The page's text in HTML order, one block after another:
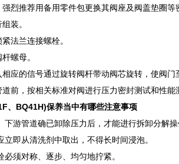
烈推荐用备用零件包更换其阀座及阀盖垫圈等
装。
法兰连接螺栓。
螺母。
应的信号通过旋转阀杆带动阀芯旋转，使阀门
前，按相关标准对阀进行压力密封测试和性能
、BQ41H)保养当中有哪些注意事项
游管道确已卸除压力后，才能进行拆卸分解操
即从清洗剂中取出，不得长时间浸泡。
须对称、逐步、均匀地拧紧。